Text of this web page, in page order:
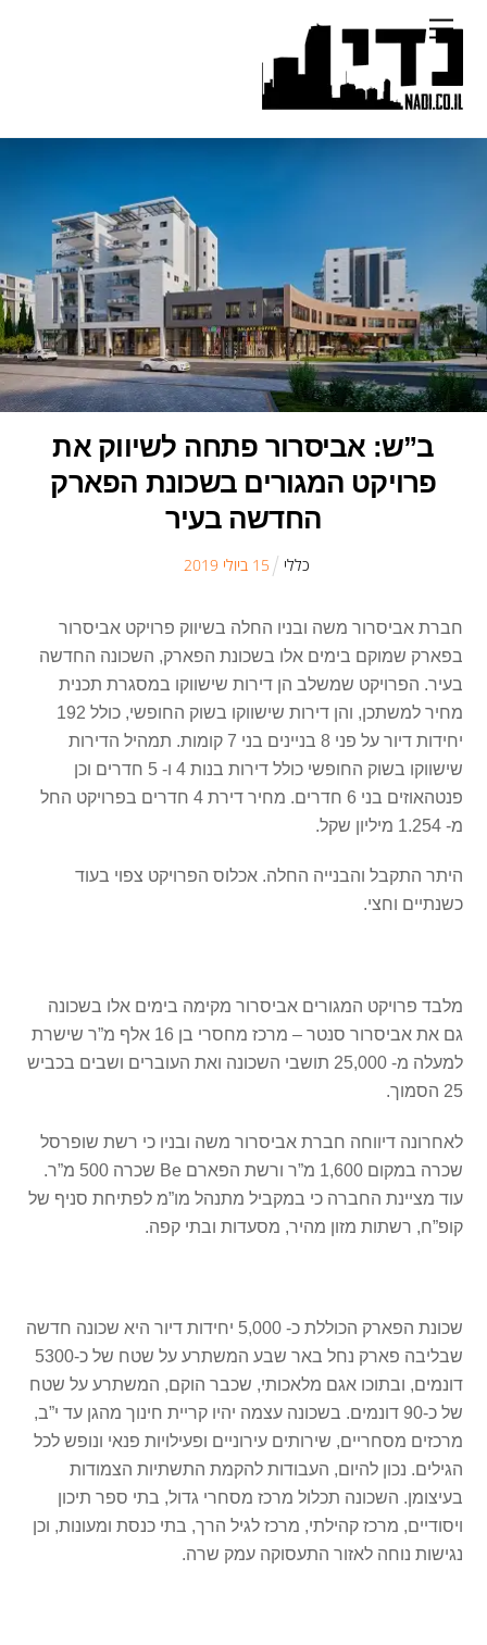
content
Menu
ב”ש: אביסרור פתחה לשיווק את
פרויקט המגורים בשכונת הפארק
החדשה בעיר
כללי 15 ביולי 2019
חברת אביסרור משה ובניו החלה בשיווק פרויקט אביסרור
בפארק שמוקם בימים אלו בשכונת הפארק, השכונה החדשה
בעיר. הפרויקט שמשלב הן דירות שישווקו במסגרת תכנית
מחיר למשתכן, והן דירות שישווקו בשוק החופשי, כולל 192
יחידות דיור על פני 8 בניינים בני 7 קומות. תמהיל הדירות
שישווקו בשוק החופשי כולל דירות בנות 4 ו- 5 חדרים וכן
פנטהאוזים בני 6 חדרים. מחיר דירת 4 חדרים בפרויקט החל
מ- 1.254 מיליון שקל.
היתר התקבל והבנייה החלה. אכלוס הפרויקט צפוי בעוד
כשנתיים וחצי.
מלבד פרויקט המגורים אביסרור מקימה בימים אלו בשכונה
גם את אביסרור סנטר – מרכז מחסרי בן 16 אלף מ”ר שישרת
למעלה מ- 25,000 תושבי השכונה ואת העוברים ושבים בכביש
25 הסמוך.
לאחרונה דיווחה חברת אביסרור משה ובניו כי רשת שופרסל
שכרה במקום 1,600 מ”ר ורשת הפארם Be שכרה 500 מ”ר.
עוד מציינת החברה כי במקביל מתנהל מו”מ לפתיחת סניף של
קופ”ח, רשתות מזון מהיר, מסעדות ובתי קפה.
שכונת הפארק הכוללת כ- 5,000 יחידות דיור היא שכונה חדשה
שבליבה פארק נחל באר שבע המשתרע על שטח של כ-5300
דונמים, ובתוכו אגם מלאכותי, שכבר הוקם, המשתרע על שטח
של כ-90 דונמים. בשכונה עצמה יהיו קריית חינוך מהגן עד י”ב,
מרכזים מסחריים, שירותים עירוניים ופעילויות פנאי ונופש לכל
הגילים. נכון להיום, העבודות להקמת התשתיות הצמודות
בעיצומן. השכונה תכלול מרכז מסחרי גדול, בתי ספר תיכון
ויסודיים, מרכז קהילתי, מרכז לגיל הרך, בתי כנסת ומעונות, וכן
נגישות נוחה לאזור התעסוקה עמק שרה.